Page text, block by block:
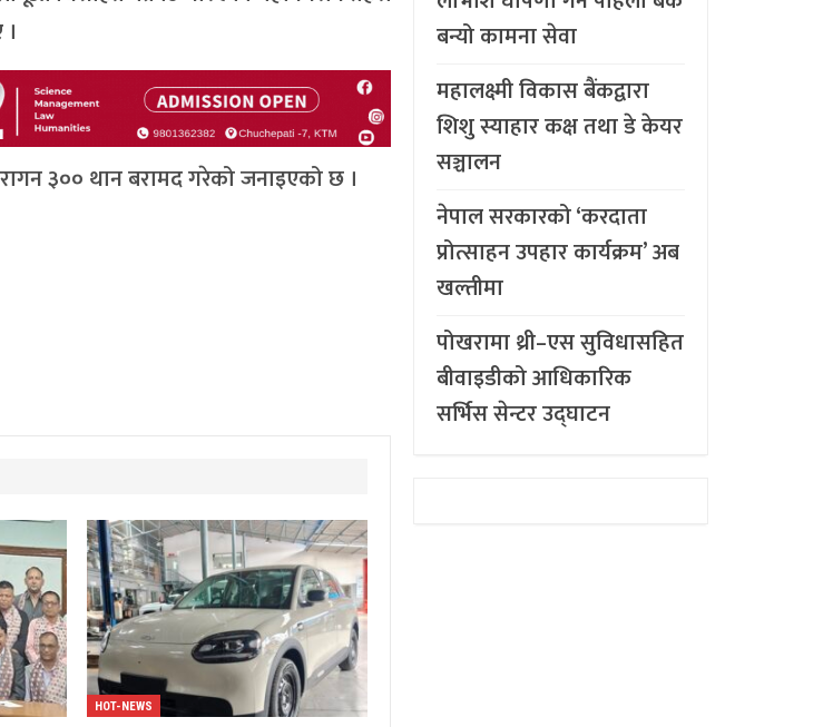
३०० थान बरामद गरेको जनाइएको छ ।
HOT-NEWS
बन्यो कामना सेवा
महालक्ष्मी विकास बैंकद्वारा
शिशु स्याहार कक्ष तथा डे केयर
सञ्चालन
नेपाल सरकारको ‘करदाता
प्रोत्साहन उपहार कार्यक्रम’ अब
खल्तीमा
पोखरामा थ्री–एस सुविधासहित
बीवाइडीको आधिकारिक
सर्भिस सेन्टर उद्घाटन